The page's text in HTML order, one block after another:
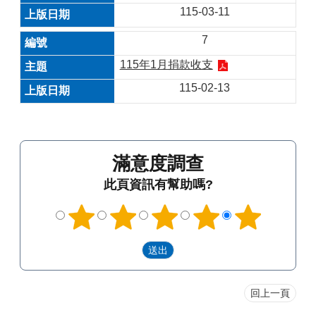
115-03-11
7
115年1月捐款收支
115-02-13
滿意度調查
此頁資訊有幫助嗎?
回上一頁